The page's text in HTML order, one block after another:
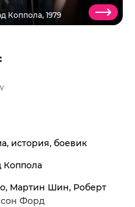
Коппола, 1979
, история, боевик
, Мартин Шин, Роберт
Форд